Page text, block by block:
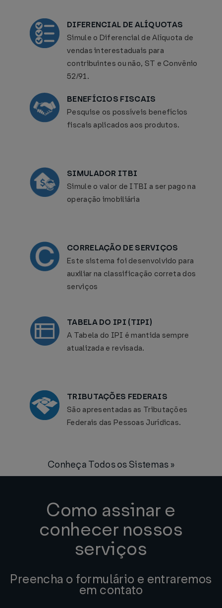
DIFERENCIAL DE ALÍQUOTAS
Simule o Diferencial de Alíquota de
vendas interestaduais para
contribuintes ou não, ST e Convênio
52/91.
BENEFÍCIOS FISCAIS
Pesquise os possíveis benefícios
fiscais aplicados aos produtos.
SIMULADOR ITBI
Simule o valor de ITBI a ser pago na
operação imobiliária
CORRELAÇÃO DE SERVIÇOS
Este sistema foi desenvolvido para
auxiliar na classificação correta dos
serviços
TABELA DO IPI (TIPI)
A Tabela do IPI é mantida sempre
atualizada e revisada.
TRIBUTAÇÕES FEDERAIS
São apresentadas as Tributações
Federais das Pessoas Jurídicas.
Conheça Todos os Sistemas »
Como assinar e
conhecer nossos
serviços
Preencha o formulário e entraremos
em contato